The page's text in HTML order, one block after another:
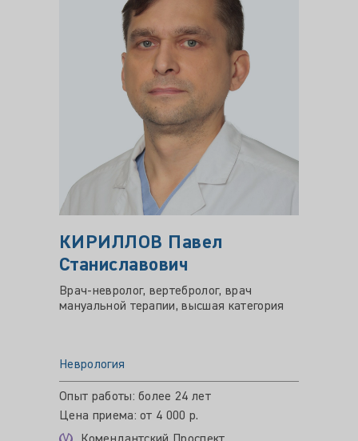
КИРИЛЛОВ Павел
Станиславович
Врач-невролог, вертебролог, врач
мануальной терапии, высшая категория
Неврология
Опыт работы: более 24 лет
Цена приема: от 4 000 р.